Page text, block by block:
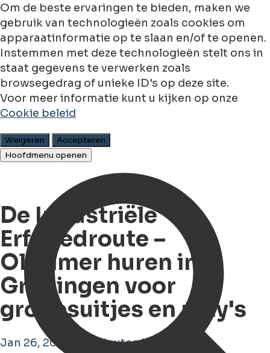
Om de beste ervaringen te bieden, maken we
gebruik van technologieën zoals cookies om
apparaatinformatie op te slaan en/of te openen.
Instemmen met deze technologieën stelt ons in
staat gegevens te verwerken zoals
browsegedrag of unieke ID's op deze site.
Voor meer informatie kunt u kijken op onze
Cookie beleid
Weigeren
Accepteren
Hoofdmenu openen
De Industriële
Erfgoedroute –
Oldtimer huren in
Groningen voor
groepsuitjes en rally's
Jan 26, 2026 • 11 minuten leestijd